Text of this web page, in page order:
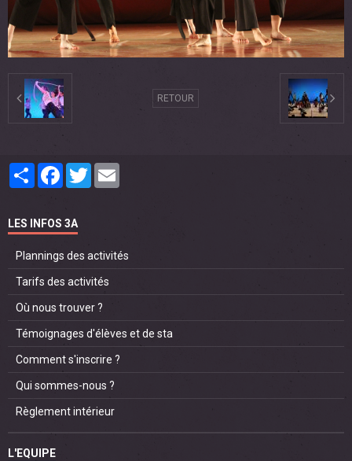
RETOUR
PartagerFacebook
Twitter
LES INFOS 3A
Plannings des activités
Tarifs des activités
Où nous trouver ?
Témoignages d'élèves et de sta
Comment s'inscrire ?
Qui sommes-nous ?
Règlement intérieur
L'EQUIPE